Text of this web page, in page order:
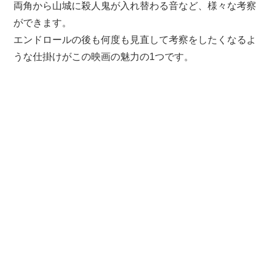
両角から山城に殺人鬼が入れ替わる音など、様々な考察
ができます。
エンドロールの後も何度も見直して考察をしたくなるよ
うな仕掛けがこの映画の魅力の1つです。